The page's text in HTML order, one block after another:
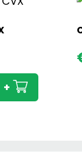
IH
300
+